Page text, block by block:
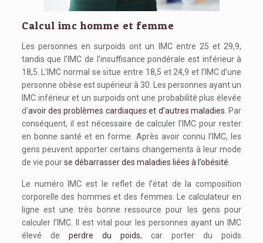
Calcul imc homme et femme
Les personnes en surpoids ont un IMC entre 25 et 29,9,
tandis que l’IMC de l’insuffisance pondérale est inférieur à
18,5. L’IMC normal se situe entre 18,5 et 24,9 et l’IMC d’une
personne obèse est supérieur à 30. Les personnes ayant un
IMC inférieur et un surpoids ont une probabilité plus élevée
d’avoir des problèmes cardiaques et d’autres maladies . Par
conséquent, il est nécessaire de calculer l’IMC pour rester
en bonne santé et en forme. Après avoir connu l’IMC, les
gens peuvent apporter certains changements à leur mode
de vie pourse débarrasser des maladies liées à l’obésité
Le numéro IMC est le reflet de l’état de la composition
corporelle des hommes et des femmes. Le calculateur en
ligne est une très bonne ressource pour les gens pour
calculer l’IMC. Il est vital pour les personnes ayant un IMC
élevé de perdre du poids, car porter du poids